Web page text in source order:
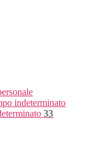
indeterminato
33